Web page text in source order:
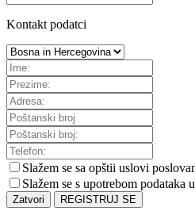
Kontakt podatci
Slažem se sa opštii uslovi
Slažem se s upotrebom podataka
Zatvori REGISTRUJ SE